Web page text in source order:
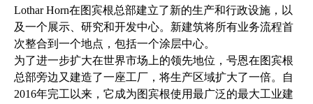
Lothar Horn在图宾根总部建立了新的生产和行政设施，以
及一个展示、研究和开发中心。新建筑将所有业务流程首
次整合到一个地点，包括一个涂层中心。
为了进一步扩大在世界市场上的领先地位，号恩在图宾根
总部旁边又建造了一座工厂，将生产区域扩大了一倍。自
2016年完工以来，它成为图宾根使用最广泛的最大工业建